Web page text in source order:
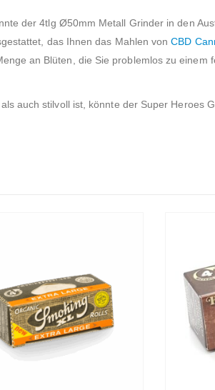
der 4tlg Ø50mm Metall Grinder in den
das Ihnen das Mahlen vonCBD
an Blüten, die Sie problemlos zu einem
auch stilvoll ist, könnte der Super Heroes